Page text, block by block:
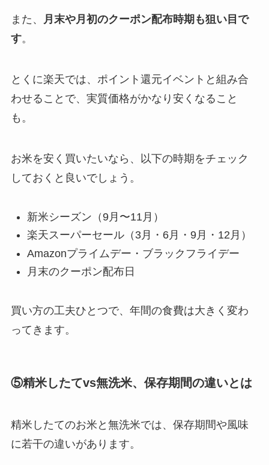
また、
月末や月初のクーポン配布時期も狙い目で
す。
とくに楽天では、ポイント還元イベントと組み合
わせることで、実質価格がかなり安くなること
も。
お米を安く買いたいなら、以下の時期をチェック
しておくと良いでしょう。
新米シーズン（9月〜11月）
楽天スーパーセール（3月・6月・9月・12月）
Amazonプライムデー・ブラックフライデー
月末のクーポン配布日
買い方の工夫ひとつで、年間の食費は大きく変わ
ってきます。
⑤精米したてvs無洗米、保存期間の違いとは
精米したてのお米と無洗米では、保存期間や風味
に若干の違いがあります。